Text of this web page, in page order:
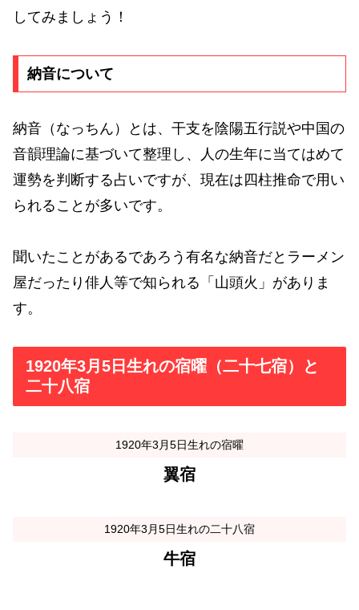
してみましょう！
納音について
納音（なっちん）とは、干支を陰陽五行説や中国の
音韻理論に基づいて整理し、人の生年に当てはめて
運勢を判断する占いですが、現在は四柱推命で用い
られることが多いです。
聞いたことがあるであろう有名な納音だとラーメン
屋だったり俳人等で知られる「山頭火」がありま
す。
1920年3月5日生れの宿曜（二十七宿）と
二十八宿
1920年3月5日生れの宿曜
翼宿
1920年3月5日生れの二十八宿
牛宿